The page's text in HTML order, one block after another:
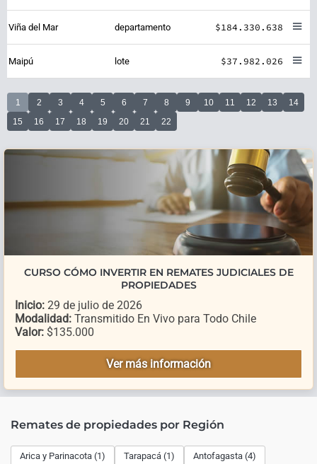
Viña del Mar departamento $184.330.638
Maipú lote $37.982.026
1 2 3 4 5 6 7 8 9 10 11 12 13
14
15
16 17 18 19 20 21 22
CURSO CÓMO INVERTIR EN REMATES JUDICIALES DE
PROPIEDADES
Inicio: 29 de julio de 2026
Modalidad: Transmitido En Vivo para Todo Chile
Valor: $135.000
Ver más información
Remates de propiedades por Región
Arica y Parinacota (1) Tarapacá (1)
Antofagasta (4)